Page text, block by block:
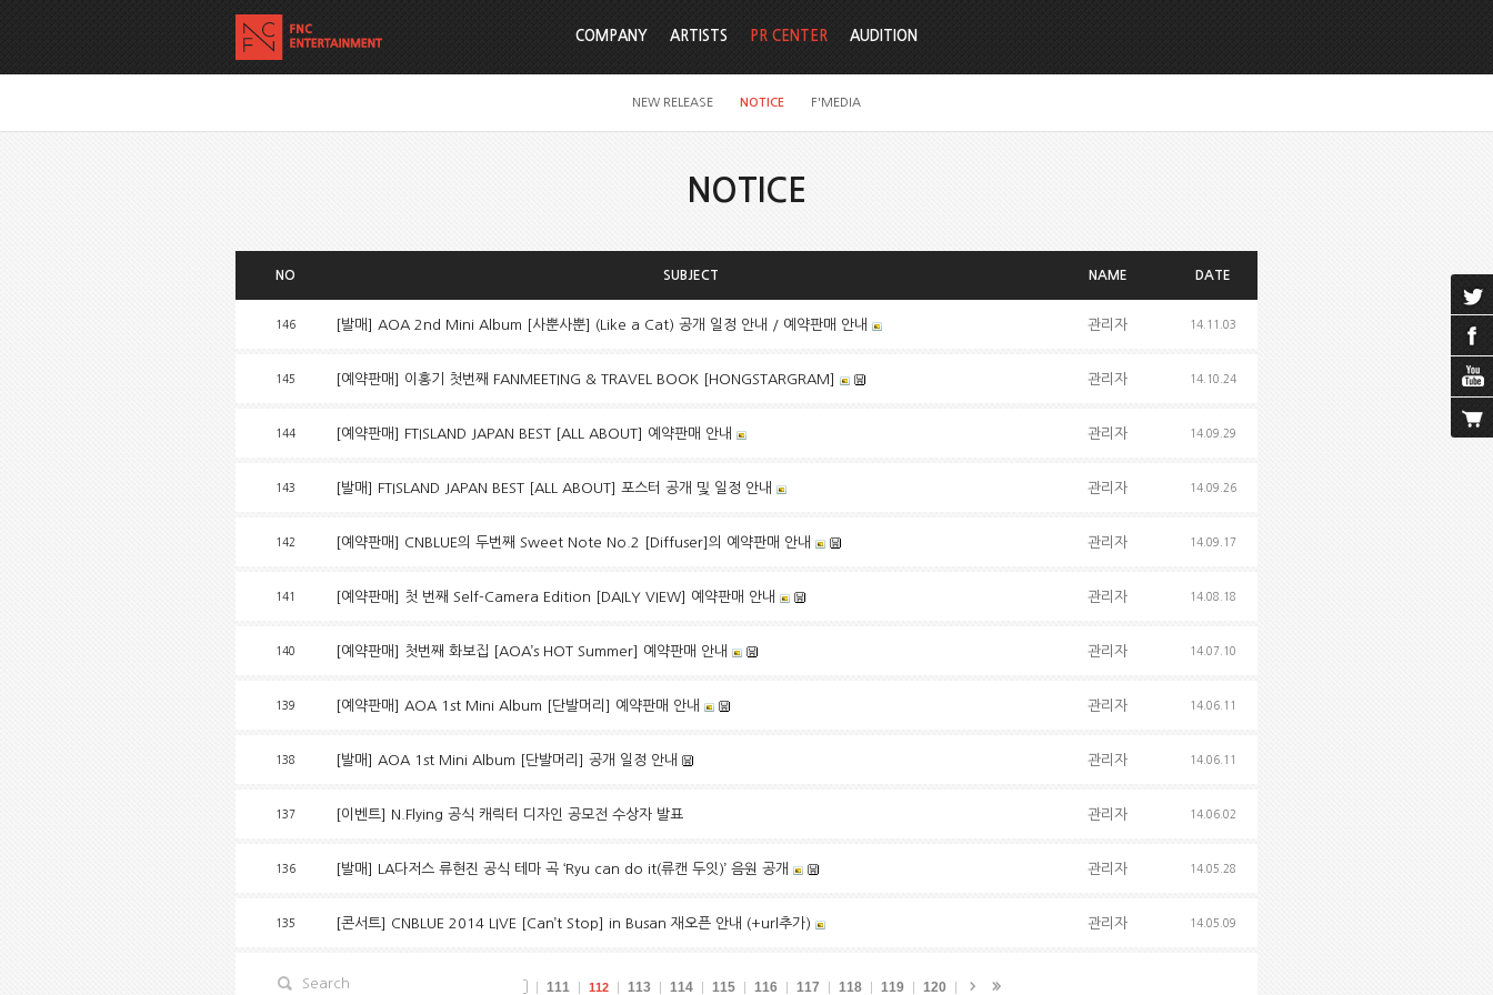
COMPANY ARTISTS PR CENTER
NEW RELEASE NOTICE F'MEDIA
AUDITION
NOTICE
NO SUBJECT NAME DATE
146 [발매] AOA 2nd Mini Album [사뿐사뿐] (Like a Cat) 공개 일정 안내 / 예약판매 안내 관리자 14.11.03
145 [예약판매] 이홍기 첫번째 FANMEETING & TRAVEL BOOK [HONGSTARGRAM] 관리자 14.10.24
144 [예약판매] FTISLAND JAPAN BEST [ALL ABOUT] 예약판매 안내 관리자 14.09.29
143 [발매] FTISLAND JAPAN BEST [ALL ABOUT] 포스터 공개 및 일정 안내 관리자 14.09.26
142 [예약판매] CNBLUE의 두번째 Sweet Note No.2 [Diffuser]의 예약판매 안내 관리자 14.09.17
141 [예약판매] 첫 번째 Self-Camera Edition [DAILY VIEW] 예약판매 안내 관리자 14.08.18
140 [예약판매] 첫번째 화보집 [AOA’s HOT Summer] 예약판매 안내 관리자 14.07.10
139 [예약판매] AOA 1st Mini Album [단발머리] 예약판매 안내 관리자 14.06.11
138 [발매] AOA 1st Mini Album [단발머리] 공개 일정 안내 관리자 14.06.11
137 [이벤트] N.Flying 공식 캐릭터 디자인 공모전 수상자 발표 관리자 14.06.02
136 [발매] LA다저스 류현진 공식 테마 곡 ‘Ryu can do it(류캔 두잇)’ 음원 공개 관리자 14.05.28
135 [콘서트] CNBLUE 2014 LIVE [Can’t Stop] in Busan 재오픈 안내 (+url추가) 관리자 14.05.09
111 112 113 114 115 116 117 118 119 120
Search